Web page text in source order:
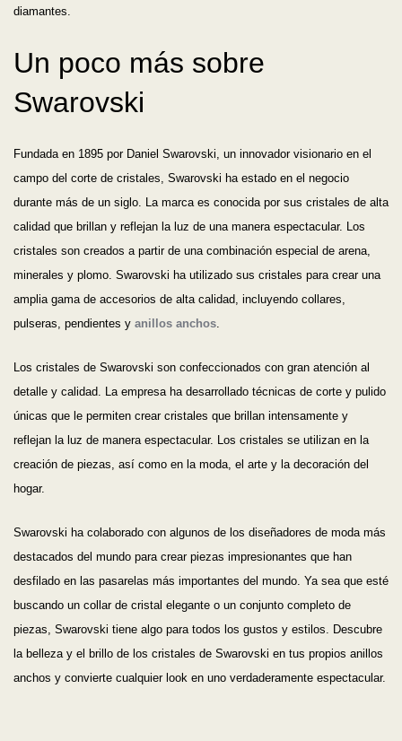
diamantes.
Un poco más sobre
Swarovski
Fundada en 1895 por Daniel Swarovski, un innovador visionario en el
campo del corte de cristales, Swarovski ha estado en el negocio
durante más de un siglo. La marca es conocida por sus cristales de alta
calidad que brillan y reflejan la luz de una manera espectacular. Los
cristales son creados a partir de una combinación especial de arena,
minerales y plomo. Swarovski ha utilizado sus cristales para crear una
amplia gama de accesorios de alta calidad, incluyendo collares,
pulseras, pendientes y anillos anchos
Los cristales de Swarovski son confeccionados con gran atención al
detalle y calidad. La empresa ha desarrollado técnicas de corte y pulido
únicas que le permiten crear cristales que brillan intensamente y
reflejan la luz de manera espectacular. Los cristales se utilizan en la
creación de piezas, así como en la moda, el arte y la decoración del
hogar.
Swarovski ha colaborado con algunos de los diseñadores de moda más
destacados del mundo para crear piezas impresionantes que han
desfilado en las pasarelas más importantes del mundo. Ya sea que esté
buscando un collar de cristal elegante o un conjunto completo de
piezas, Swarovski tiene algo para todos los gustos y estilos. Descubre
la belleza y el brillo de los cristales de Swarovski en tus propios anillos
anchos y convierte cualquier look en uno verdaderamente espectacular.